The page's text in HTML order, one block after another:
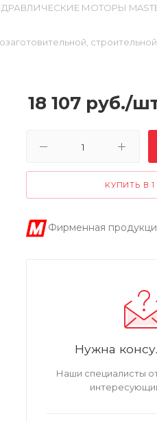
МОТОРЫ
18 107 руб./
КУПИТЬ В
Фирменная
Нужна
Наши специалисты